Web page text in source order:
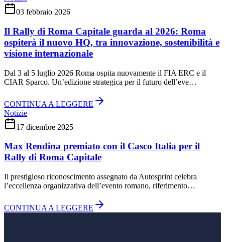
03 febbraio 2026
Il Rally di Roma Capitale guarda al 2026: Roma
ospiterà il nuovo HQ, tra innovazione, sostenibilità e
visione internazionale
Dal 3 al 5 luglio 2026 Roma ospita nuovamente il FIA ERC e il
CIAR Sparco. Un’edizione strategica per il futuro dell’eve…
CONTINUA A LEGGERE
Notizie
17 dicembre 2025
Max Rendina premiato con il Casco Italia per il
Rally di Roma Capitale
Il prestigioso riconoscimento assegnato da Autosprint celebra
l’eccellenza organizzativa dell’evento romano, riferimento…
CONTINUA A LEGGERE